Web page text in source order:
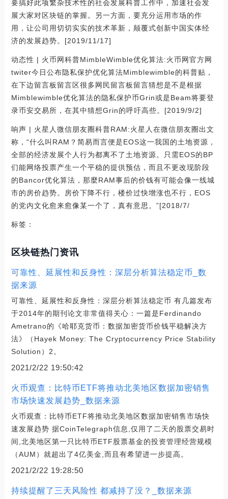
要搞好此项繁杂技术性的社会发展科普工作中，加速社会发
展大家对区块链的掌握。另一方面，要充分运用市场的作
用，让公司用切切实实的技术革新，颠覆式创新中国实体经
济的发展趋势。[2019/11/17]
动态性 | 火币网科普MimbleWimble优化算法:火币网官方网
twiter今日公布隐私保护优化算法Mimblewimble的科普贴，
在下边留言板留言区很多网民留言板留言猜想是不是根据
Mimblewimble优化算法的隐私保护币Grin或是Beam将要登
录币安交易所，在其中猜想Grin的呼吁高些。[2019/9/2]
响声 | 火星人微信朋友圈科普RAM:火星人在微信朋友圈出文
称，“什么叫RAM？简易而言便是EOS这一我国的土地资源，
全部的经济发展个人行为都离不了土地资源。只需EOS的BP
们能网络投票产生一个平稳的提供预估，而且不更改现阶段
的Bancor优化算法，那麼RAM事后的价钱有可能会像一线城
市的房价趋势。房价下降不行，楼价过快增涨也不行，EOS
的党内文化愈来愈像某一个了，真有意思。”[2018/7/
标签：
区块链热门资讯
可靠性、延展性和反身性：深层分析算法稳定币_数
据来源
可靠性、延展性和反身性：深层分析算法稳定币 有几篇发布
于2014年的期刊论文非常值得关心：一篇是Ferdinando
Ametrano的《哈耶克货币：数据加密货币价钱平稳解决方
法》（Hayek Money: The Cryptocurrency Price Stability
Solution）2。
2021/2/22 19:50:42
火币观查：比特币ETF将推动北美地区数据加密销售
市场快速发展趋势_数据来源
火币观查：比特币ETF将推动北美地区数据加密销售市场快
速发展趋势 据CoinTelegraph信息,仅用了二天的股票交易时
间,北美地区第一只比特币ETF股票基金的投资管理经营规模
（AUM）就超出了4亿美金,而且有希望进一步提高。
2021/2/22 19:28:50
持续提醒了三天风险性 都减持了没？_数据来源